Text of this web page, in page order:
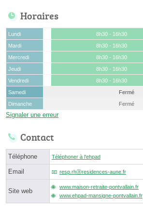
Horaires
Lundi
8h30 - 16h30
Mardi
8h30 - 16h30
Mercredi
8h30 - 16h30
Jeudi
8h30 - 16h30
Vendredi
8h30 - 16h30
Samedi
Fermé
Dimanche
Fermé
Signaler une erreur
Contact
Téléphone Téléphoner à l'ehpad
Email resp.rhⓐresidences-aune.fr
Site web
www.maison-retraite-pontvallain.fr
www.ehpad-mansigne-pontvallain.fr